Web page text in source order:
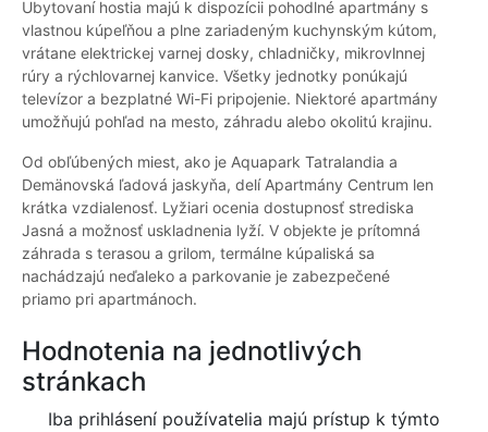
Ubytovaní hostia majú k dispozícii pohodlné apartmány s
vlastnou kúpeľňou a plne zariadeným kuchynským kútom,
vrátane elektrickej varnej dosky, chladničky, mikrovlnnej
rúry a rýchlovarnej kanvice. Všetky jednotky ponúkajú
televízor a bezplatné Wi-Fi pripojenie. Niektoré apartmány
umožňujú pohľad na mesto, záhradu alebo okolitú krajinu.
Od obľúbených miest, ako je Aquapark Tatralandia a
Demänovská ľadová jaskyňa, delí Apartmány Centrum len
krátka vzdialenosť. Lyžiari ocenia dostupnosť strediska
Jasná a možnosť uskladnenia lyží. V objekte je prítomná
záhrada s terasou a grilom, termálne kúpaliská sa
nachádzajú neďaleko a parkovanie je zabezpečené
priamo pri apartmánoch.
Hodnotenia na jednotlivých
stránkach
Iba prihlásení používatelia majú prístup k týmto